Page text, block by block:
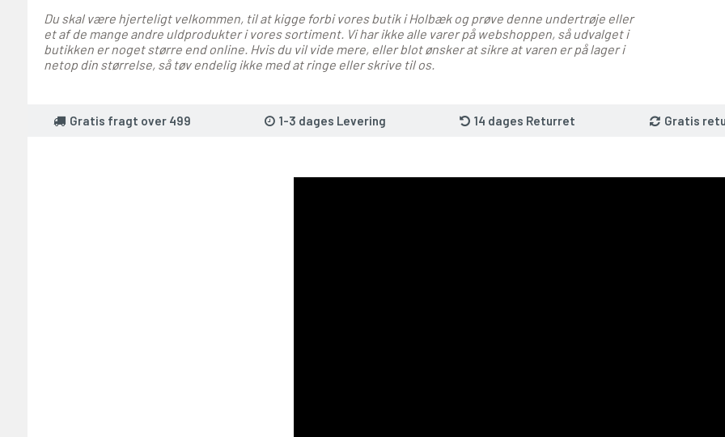
Du skal være hjerteligt velkommen, til at kigge forbi vores butik i Holbæk og prøve denne undertrøje eller
et af de mange andre uldprodukter i vores sortiment. Vi har ikke alle varer på webshoppen, så udvalget i
butikken er noget større end online. Hvis du vil vide mere, eller blot ønsker at sikre at varen er på lager i
netop din størrelse, så tøv endelig ikke med at ringe eller skrive til os.
Gratis fragt over 499 1-3 dages Levering 14 dages Returret Gratis